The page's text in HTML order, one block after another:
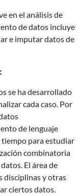
en el análisis de
de datos incluye
e imputar datos de
se ha desarrollado
cada caso. Por
de lenguaje
tiempo para estudiar
combinatoria
El área de
disciplinas y otras
ciertos datos.